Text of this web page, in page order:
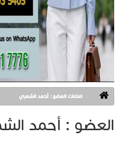
اعلانات العضو : أحمد الشمري
العضو : أحمد